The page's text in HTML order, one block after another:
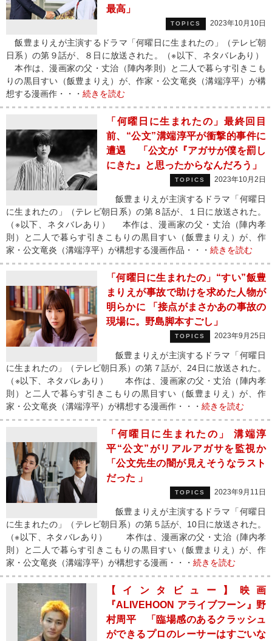
最高」
TOPICS 2023年10月10日
飯豊まりえが主演するドラマ「何曜日に生まれたの」（テレビ朝
日系）の第９話が、８日に放送された。（※以下、ネタバレあり）
本作は、漫画家の父・丈治（陣内孝則）と二人で暮らす引きこも
りの黒目すい（飯豊まりえ）が、作家・公文竜炎（溝端淳平）が構
想する漫画作・・・ 続きを読む
「何曜日に生まれたの」最終回目
前、“公文”溝端淳平が衝撃的事件に
遭遇 「公文が『アガサが僕を罰し
にきた』と思ったからなんだろう」
TOPICS 2023年10月2日
飯豊まりえが主演するドラマ「何曜日
に生まれたの」（テレビ朝日系）の第８話が、１日に放送された。
（※以下、ネタバレあり） 本作は、漫画家の父・丈治（陣内孝
則）と二人で暮らす引きこもりの黒目すい（飯豊まりえ）が、作
家・公文竜炎（溝端淳平）が構想する漫画作品・・・ 続きを読む
「何曜日に生まれたの」“すい”飯豊
まりえが事故で助けを求めた人物が
明らかに 「接点がまさかあの事故の
現場に。野島脚本すごし」
TOPICS 2023年9月25日
飯豊まりえが主演するドラマ「何曜日
に生まれたの」（テレビ朝日系）の第７話が、24日に放送された。
（※以下、ネタバレあり） 本作は、漫画家の父・丈治（陣内孝
則）と二人で暮らす引きこもりの黒目すい（飯豊まりえ）が、作
家・公文竜炎（溝端淳平）が構想する漫画作・・・ 続きを読む
「何曜日に生まれたの」 溝端淳
平“公文”がリアルアガサを監視か
「公文先生の闇が見えそうなラスト
だった 」
TOPICS 2023年9月11日
飯豊まりえが主演するドラマ「何曜日
に生まれたの」（テレビ朝日系）の第５話が、10日に放送された。
（※以下、ネタバレあり） 本作は、漫画家の父・丈治（陣内孝
則）と二人で暮らす引きこもりの黒目すい（飯豊まりえ）が、作
家・公文竜炎（溝端淳平）が構想する漫画・・・ 続きを読む
【インタビュー】映画
『ALIVEHOON アライブフーン』野
村周平 「臨場感のあるクラッシュ
ができるプロのレーサーはすごいな